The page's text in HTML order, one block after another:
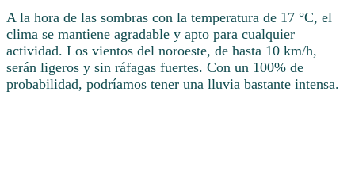
A la hora de las sombras con la temperatura de 17 °C, el
clima se mantiene agradable y apto para cualquier
actividad. Los vientos del noroeste, de hasta 10 km/h,
serán ligeros y sin ráfagas fuertes. Con un 100% de
probabilidad, podríamos tener una lluvia bastante intensa.